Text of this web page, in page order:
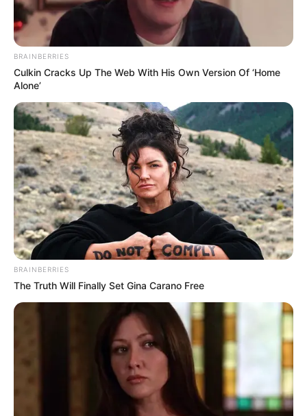
BRAINBERRIES
Culkin Cracks Up The Web With His Own Version Of ‘Home
Alone’
BRAINBERRIES
The Truth Will Finally Set Gina Carano Free